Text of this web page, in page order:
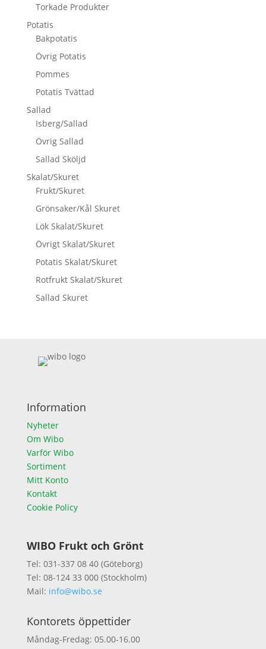
Torkade Produkter
Potatis
Bakpotatis
Övrig Potatis
Pommes
Potatis Tvättad
Sallad
Isberg/Sallad
Övrig Sallad
Sallad Sköljd
Skalat/Skuret
Frukt/Skuret
Grönsaker/Kål Skuret
Lök Skalat/Skuret
Övrigt Skalat/Skuret
Potatis Skalat/Skuret
Rotfrukt Skalat/Skuret
Sallad Skuret
Information
Nyheter
Om Wibo
Varför Wibo
Sortiment
Mitt Konto
Kontakt
Cookie Policy
WIBO Frukt och Grönt
Tel: 031-337 08 40 (Göteborg)
Tel: 08-124 33 000 (Stockholm)
Mail: info@wibo.se
Kontorets öppettider
Måndag-Fredag: 05.00-16.00